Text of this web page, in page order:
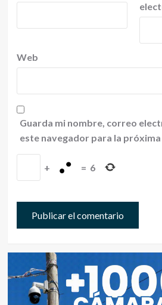
Web
Guarda mi nombre, correo
este navegador para la
+ = 6